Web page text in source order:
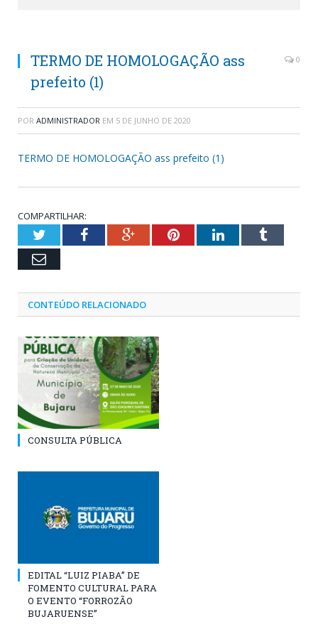
TERMO DE HOMOLOGAÇÃO ass
prefeito (1)
0
POR ADMINISTRADOR EM 5 DE JUNHO DE 2020
TERMO DE HOMOLOGAÇÃO ass prefeito (1)
COMPARTILHAR:
TwitterFacebookGoogle+PinterestLinkedInTumblr
Email
CONTEÚDO RELACIONADO
CONSULTA PÚBLICA
EDITAL “LUIZ PIABA” DE
FOMENTO CULTURAL PARA
O EVENTO “FORROZÃO
BUJARUENSE”